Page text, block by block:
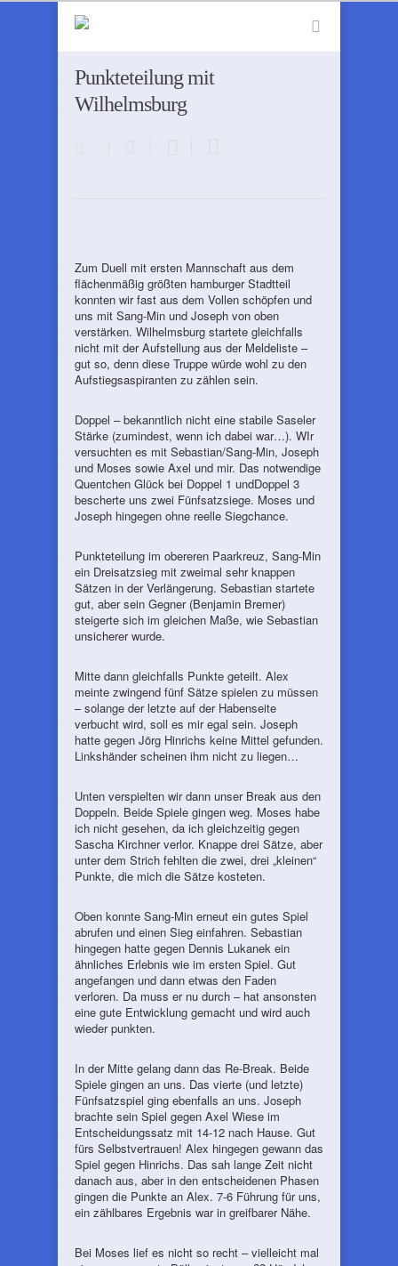
Punkteteilung mit
Wilhelmsburg
Zum Duell mit ersten Mannschaft aus dem
flächenmäßig größten hamburger Stadtteil
konnten wir fast aus dem Vollen schöpfen und
uns mit Sang-Min und Joseph von oben
verstärken. Wilhelmsburg startete gleichfalls
nicht mit der Aufstellung aus der Meldeliste –
gut so, denn diese Truppe würde wohl zu den
Aufstiegsaspiranten zu zählen sein.
Doppel – bekanntlich nicht eine stabile Saseler
Stärke (zumindest, wenn ich dabei war…). WIr
versuchten es mit Sebastian/Sang-Min, Joseph
und Moses sowie Axel und mir. Das notwendige
Quentchen Glück bei Doppel 1 undDoppel 3
bescherte uns zwei Fünfsatzsiege. Moses und
Joseph hingegen ohne reelle Siegchance.
Punkteteilung im obereren Paarkreuz, Sang-Min
ein Dreisatzsieg mit zweimal sehr knappen
Sätzen in der Verlängerung. Sebastian startete
gut, aber sein Gegner (Benjamin Bremer)
steigerte sich im gleichen Maße, wie Sebastian
unsicherer wurde.
Mitte dann gleichfalls Punkte geteilt. Alex
meinte zwingend fünf Sätze spielen zu müssen
– solange der letzte auf der Habenseite
verbucht wird, soll es mir egal sein. Joseph
hatte gegen Jörg Hinrichs keine Mittel gefunden.
Linkshänder scheinen ihm nicht zu liegen…
Unten verspielten wir dann unser Break aus den
Doppeln. Beide Spiele gingen weg. Moses habe
ich nicht gesehen, da ich gleichzeitig gegen
Sascha Kirchner verlor. Knappe drei Sätze, aber
unter dem Strich fehlten die zwei, drei „kleinen“
Punkte, die mich die Sätze kosteten.
Oben konnte Sang-Min erneut ein gutes Spiel
abrufen und einen Sieg einfahren. Sebastian
hingegen hatte gegen Dennis Lukanek ein
ähnliches Erlebnis wie im ersten Spiel. Gut
angefangen und dann etwas den Faden
verloren. Da muss er nu durch – hat ansonsten
eine gute Entwicklung gemacht und wird auch
wieder punkten.
In der Mitte gelang dann das Re-Break. Beide
Spiele gingen an uns. Das vierte (und letzte)
Fünfsatzspiel ging ebenfalls an uns. Joseph
brachte sein Spiel gegen Axel Wiese im
Entscheidungssatz mit 14-12 nach Hause. Gut
fürs Selbstvertrauen! Alex hingegen gewann das
Spiel gegen Hinrichs. Das sah lange Zeit nicht
danach aus, aber in den entscheidenen Phasen
gingen die Punkte an Alex. 7-6 Führung für uns,
ein zählbares Ergebnis war in greifbarer Nähe.
Bei Moses lief es nicht so recht – vielleicht mal